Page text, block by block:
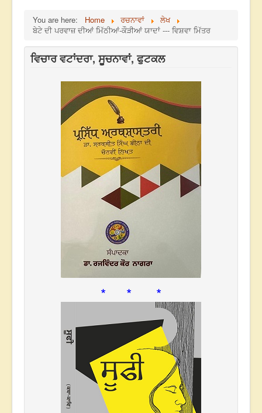
You are here: Home ਰਚਨਾਵਾਂ
ਲੇਖ
ਬੇਟੇ ਦੀ ਪਰਵਾਜ਼ ਦੀਆਂ ਮਿੱਠੀਆਂ-ਕੌੜੀਆਂ ਯਾਦਾਂ --- ਵਿਸ਼ਵਾ ਮਿੱਤਰ
ਵਿਚਾਰ ਵਟਾਂਦਰਾ, ਸੂਚਨਾਵਾਂ, ਫੁਟਕਲ
* * *